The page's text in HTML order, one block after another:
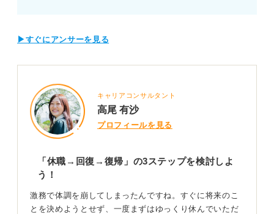
▶すぐにアンサーを見る
キャリアコンサルタント
高尾 有沙
プロフィールを見る
「休職→回復→復帰」の3ステップを検討しよ
う！
激務で体調を崩してしまったんですね。すぐに将来のこ
とを決めようとせず、一度まずはゆっくり休んでいただ